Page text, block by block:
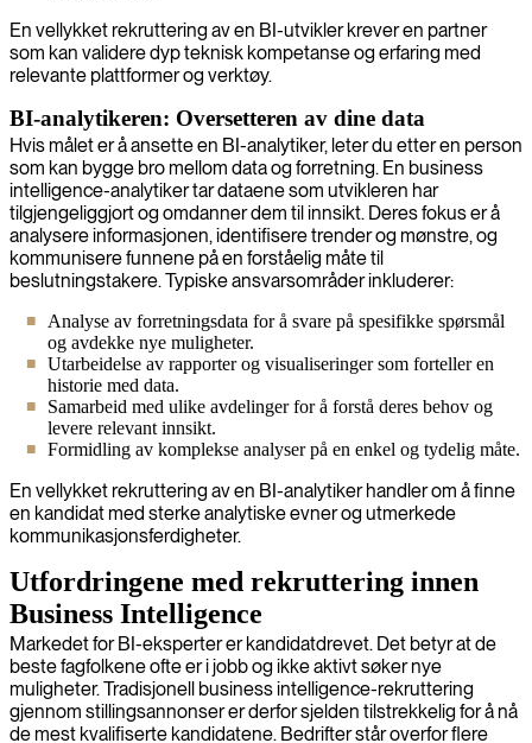
En vellykket rekruttering av en BI-utvikler krever en partner
som kan validere dyp teknisk kompetanse og erfaring med
relevante plattformer og verktøy.
BI-analytikeren: Oversetteren av dine data
Hvis målet er å ansette en BI-analytiker, leter du etter en person
som kan bygge bro mellom data og forretning. En business
intelligence-analytiker tar dataene som utvikleren har
tilgjengeliggjort og omdanner dem til innsikt. Deres fokus er å
analysere informasjonen, identifisere trender og mønstre, og
kommunisere funnene på en forståelig måte til
beslutningstakere. Typiske ansvarsområder inkluderer:
Analyse av forretningsdata for å svare på spesifikke spørsmål
og avdekke nye muligheter.
Utarbeidelse av rapporter og visualiseringer som forteller en
historie med data.
Samarbeid med ulike avdelinger for å forstå deres behov og
levere relevant innsikt.
Formidling av komplekse analyser på en enkel og tydelig måte.
En vellykket rekruttering av en BI-analytiker handler om å finne
en kandidat med sterke analytiske evner og utmerkede
kommunikasjonsferdigheter.
Utfordringene med rekruttering innen
Business Intelligence
Markedet for BI-eksperter er kandidatdrevet. Det betyr at de
beste fagfolkene ofte er i jobb og ikke aktivt søker nye
muligheter. Tradisjonell business intelligence-rekruttering
gjennom stillingsannonser er derfor sjelden tilstrekkelig for å nå
de mest kvalifiserte kandidatene. Bedrifter står overfor flere